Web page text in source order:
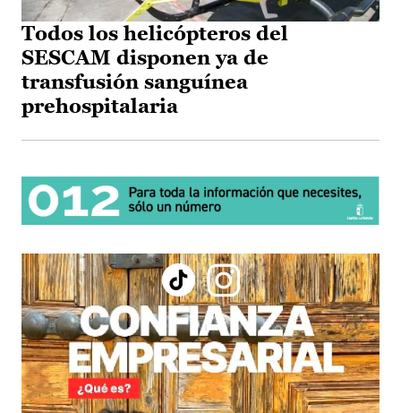
Todos los helicópteros del
SESCAM disponen ya de
transfusión sanguínea
prehospitalaria